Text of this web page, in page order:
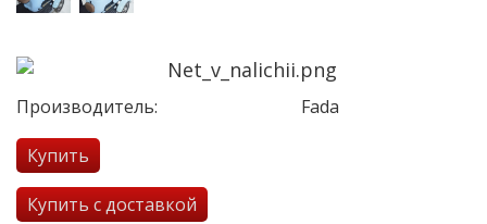
Производитель: Fada
Купить
Купить с доставкой